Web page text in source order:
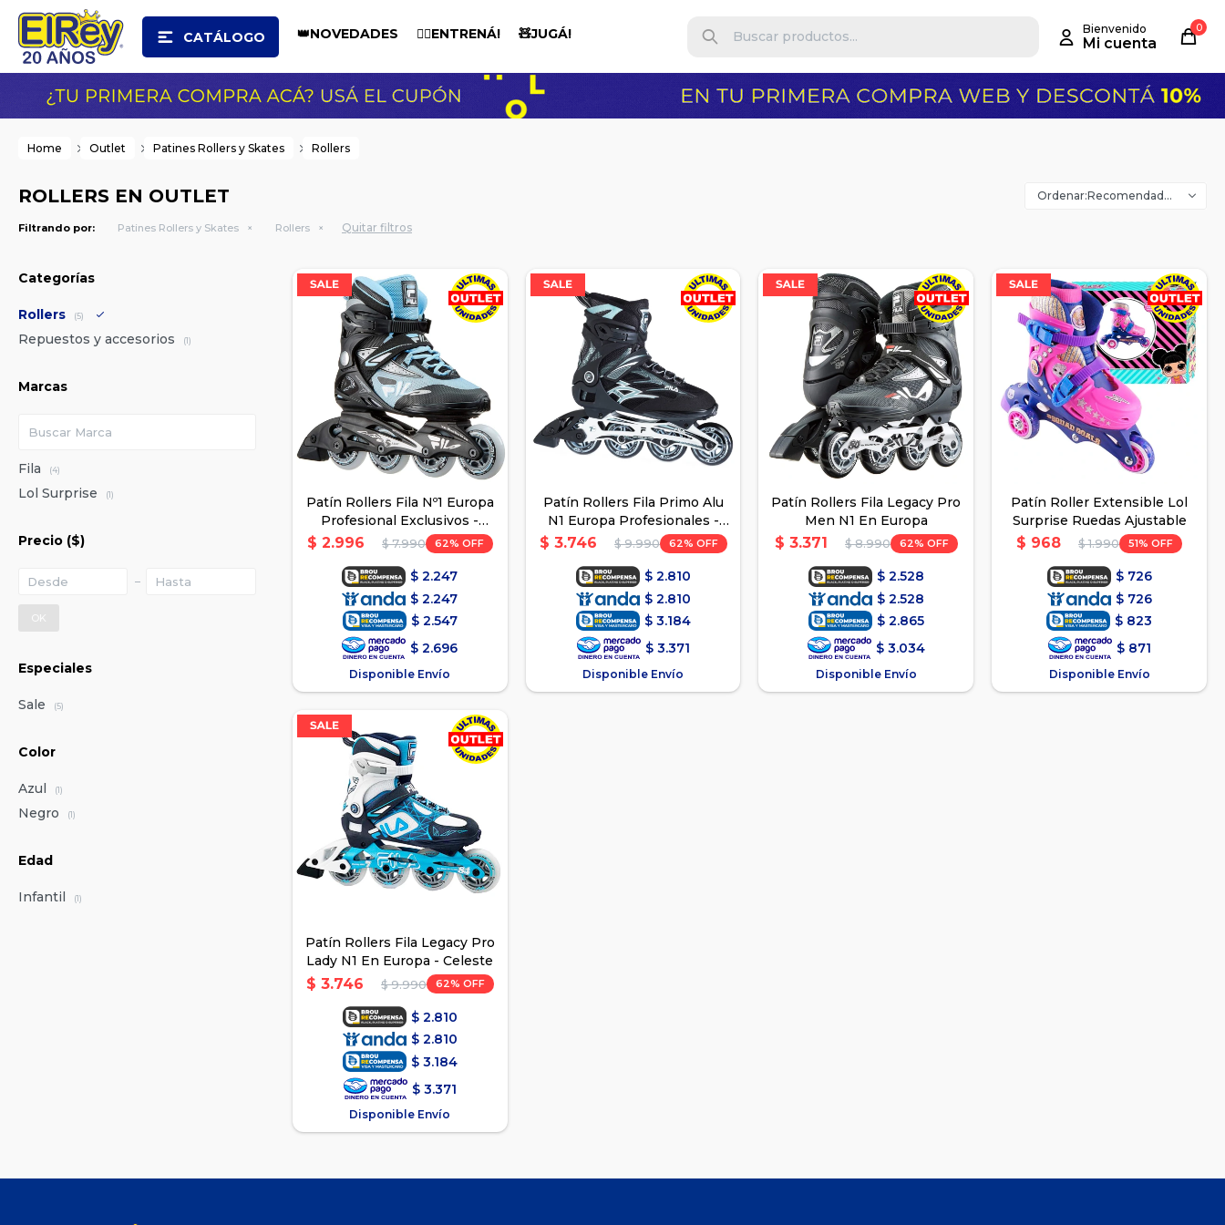
CATÁLOGO 👑NOVEDADES 🏋️‍♂️ENTRENÁ! 🧸JUGÁ! 0
Home Outlet Patines Rollers y Skates Rollers
ROLLERS EN OUTLET Recomendados
Filtrando por: Patines Rollers y Skates Rollers Quitar filtros
Patín Rollers Fila Nº1 Europa
Profesional Exclusivos -
Celeste
$ 2.996 $ 7.990 62
$ 2.247
$ 2.247
$ 2.547
$ 2.696
Disponible Envío
Patín Rollers Fila Primo Alu
N1 Europa Profesionales -
Negro/Gris
$ 3.746 $ 9.990 62
$ 2.810
$ 2.810
$ 3.184
$ 3.371
Disponible Envío
Patín Rollers Fila Legacy Pro
Men N1 En Europa
$ 3.371 $ 8.990 62
$ 2.528
$ 2.528
$ 2.865
$ 3.034
Disponible Envío
Patín Roller Extensible Lol
Surprise Ruedas Ajustable
$ 968 $ 1.990 51
$ 726
$ 726
$ 823
$ 871
Disponible Envío
Patín Rollers Fila Legacy Pro
Lady N1 En Europa - Celeste
$ 3.746 $ 9.990 62
$ 2.810
$ 2.810
$ 3.184
$ 3.371
Disponible Envío
Categorías
Rollers (5)
Repuestos y accesorios (1)
Marcas
Fila (4)
Lol Surprise (1)
Precio ($)
OK
Especiales
Sale (5)
Color
Azul (1)
Negro (1)
Edad
Infantil (1)